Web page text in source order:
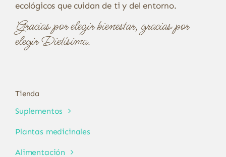
ecológicos que cuidan de ti y del entorno.
Gracias por elegir bienestar, gracias por
elegir Dietísima.
Tienda
Suplementos
Plantas medicinales
Alimentación